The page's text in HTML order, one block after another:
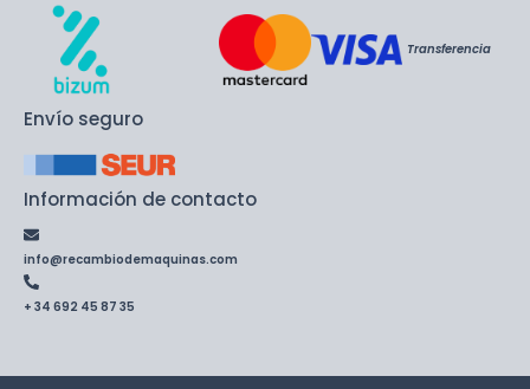
Transferencia
Envío seguro
Información de contacto
info@recambiodemaquinas.com
+ 34 692 45 87 35